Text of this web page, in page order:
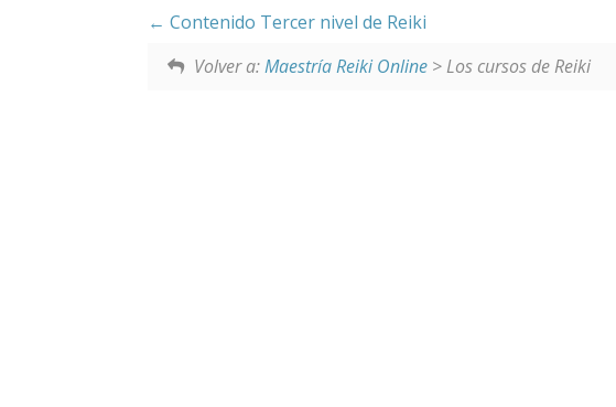
Contenido Tercer nivel de Reiki
Volver a:Maestría Reiki Online > Los cursos de Reiki